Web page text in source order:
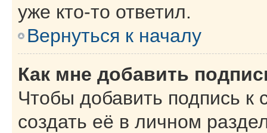
уже кто-то ответил.
Вернуться к началу
Как мне добавить
Чтобы добавить подпись
создать её в личном